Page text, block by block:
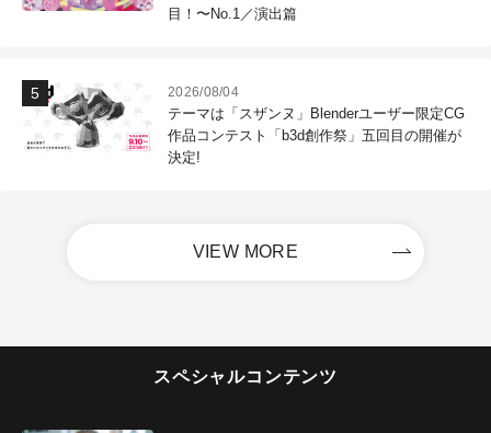
目！〜No.1／演出篇
2026/08/04
テーマは「スザンヌ」Blenderユーザー限定CG
作品コンテスト「b3d創作祭」五回目の開催が
決定!
VIEW MORE
スペシャルコンテンツ